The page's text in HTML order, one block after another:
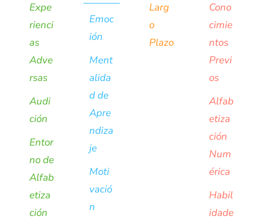
Expe
rienci
as
Adve
rsas
Audi
ción
Entor
no de
Alfab
etiza
ción
Emoc
ión
Ment
alida
d de
Apre
ndiza
je
Moti
vació
n
Larg
o
Plazo
Cono
cimie
ntos
Previ
os
Alfab
etiza
ción
Num
érica
Habil
idade